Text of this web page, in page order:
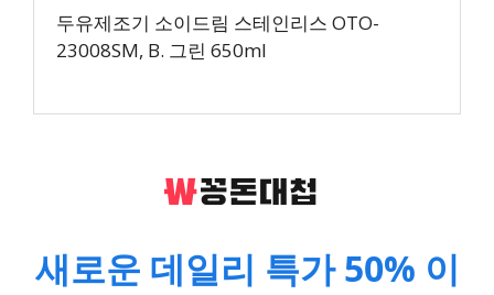
두유제조기 소이드림 스테인리스 OTO-
23008SM, B. 그린 650ml
새로운 데일리 특가 50% 이